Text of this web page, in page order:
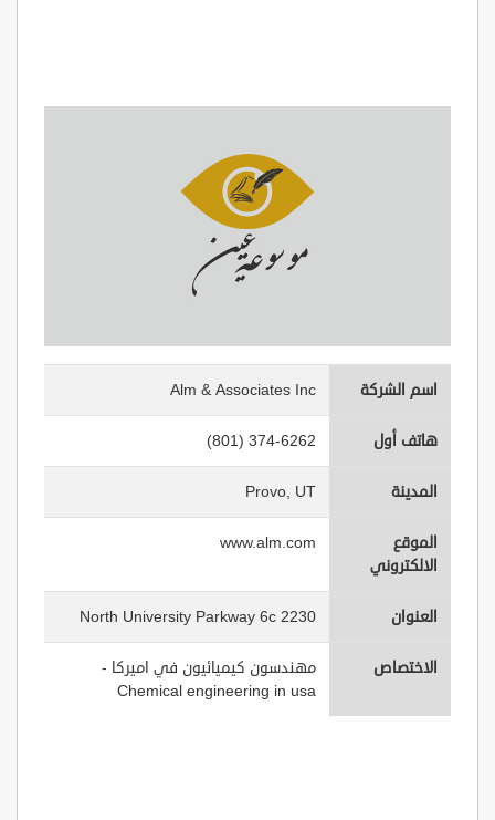
اسم الشركة Alm & Associates Inc
هاتف أول (801) 374-6262
المدينة Provo, UT
الموقع
الالكتروني
www.alm.com
العنوان 2230 North University Parkway 6c
الاختصاص
مهندسون كيميائيون في اميركا -
Chemical engineering in usa